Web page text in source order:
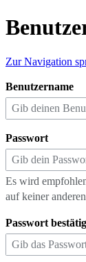
Zur Navigation
Benutzername
Passwort
Es wird
auf keiner
Passwort